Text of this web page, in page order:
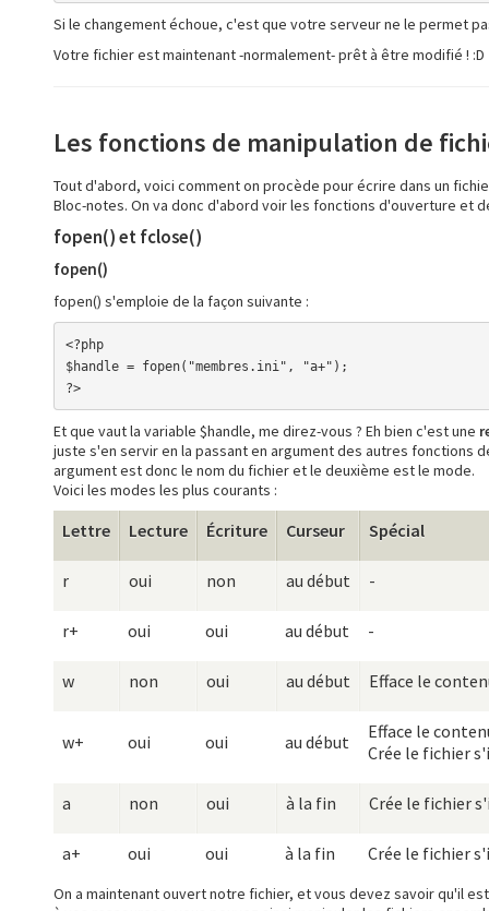
Si le changement échoue, c'est que votre serveur ne le permet
Votre fichier est maintenant -normalement- prêt à être modifié ! :D
Les fonctions de manipulation de
Tout d'abord, voici comment on procède pour écrire dans un
Bloc-notes. On va donc d'abord voir les fonctions d'ouverture et
fopen() et fclose()
fopen()
fopen() s'emploie de la façon suivante :
<?php
$handle = fopen("membres.ini", "a+");
?>
Et que vaut la variable $handle, me direz-vous ? Eh bien c'est une
juste s'en servir en la passant en argument des autres fonctions
argument est donc le nom du fichier et le deuxième est le mode.
Voici les modes les plus courants :
Lettre Lecture Écriture Curseur Spécial
r oui non au début -
r+ oui oui au début -
w non oui au début Efface le
w+ oui oui au début
Efface le
Crée le fichier
a non oui à la fin Crée le fichier
a+ oui oui à la fin Crée le fichier
On a maintenant ouvert notre fichier, et vous devez savoir qu'il